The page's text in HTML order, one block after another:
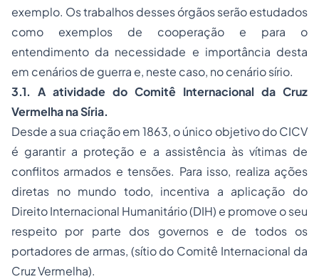
exemplo. Os trabalhos desses órgãos serão estudados
como exemplos de cooperação e para o
entendimento da necessidade e importância desta
em cenários de guerra e, neste caso, no cenário sírio.
3.1. A atividade do Comitê Internacional da Cruz
Vermelha na Síria.
Desde a sua criação em 1863, o único objetivo do CICV
é garantir a proteção e a assistência às vítimas de
conflitos armados e tensões. Para isso, realiza ações
diretas no mundo todo, incentiva a aplicação do
Direito Internacional Humanitário (DIH) e promove o seu
respeito por parte dos governos e de todos os
portadores de armas, (sítio do Comitê Internacional da
Cruz Vermelha).